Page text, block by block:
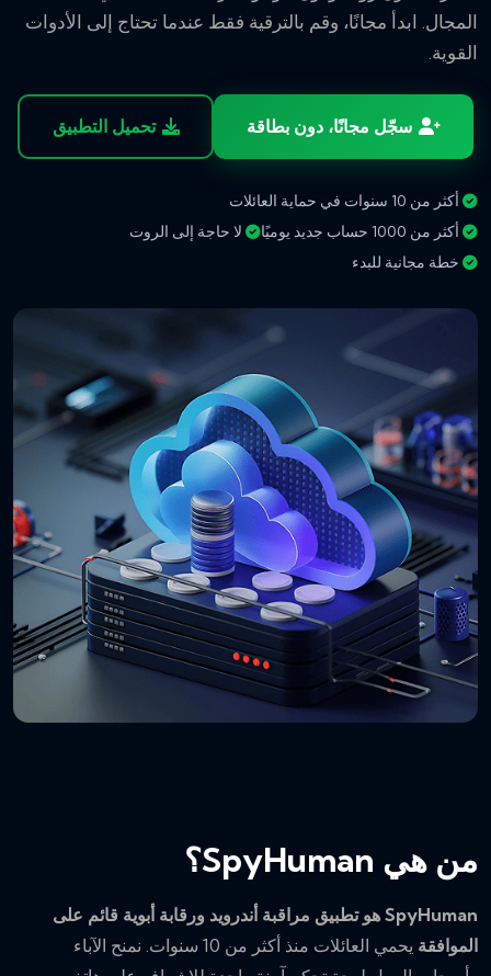
المجال. ابدأ مجانًا، وقم بالترقية فقط عندما تحتاج إلى الأدوات
القوية.
سجّل مجانًا، دون بطاقة تحميل التطبيق
أكثر من 10 سنوات في حماية العائلات
أكثر من 1000 حساب جديد يوميًا
لا حاجة إلى الروت
خطة مجانية للبدء
من هي SpyHuman؟
SpyHuman هو تطبيق مراقبة أندرويد ورقابة أبوية قائم على
الموافقة
يحمي العائلات منذ أكثر من 10 سنوات. نمنح الآباء